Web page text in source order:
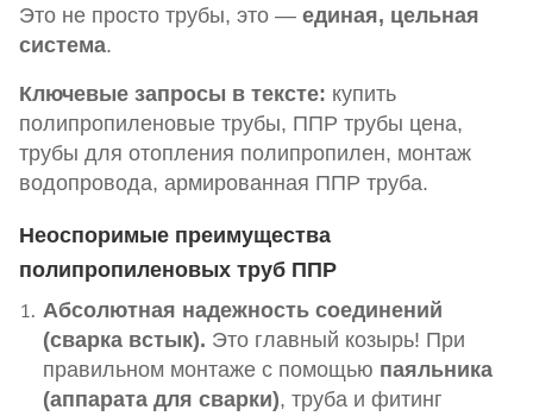
Это не просто трубы, это — единая, цельная
система.
Ключевые запросы в тексте: купить
полипропиленовые трубы, ППР трубы цена,
трубы для отопления полипропилен, монтаж
водопровода, армированная ППР труба.
Неоспоримые преимущества
полипропиленовых труб ППР
Абсолютная надежность соединений
(сварка встык). Это главный козырь! При
правильном монтаже с помощью паяльника
(аппарата для сварки), труба и фитинг